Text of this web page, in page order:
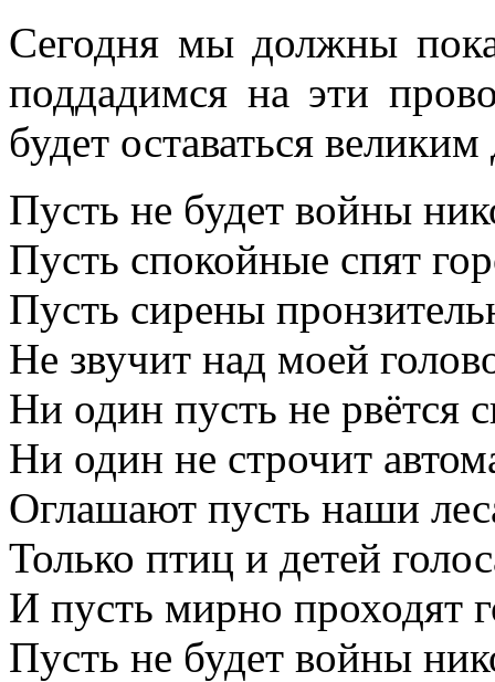
Сегодня мы должны
поддадимся на эти
будет оставаться
Пусть не будет войны
Пусть спокойные спят
Пусть сирены
Не звучит над моей
Ни один пусть не рвётся
Ни один не строчит
Оглашают пусть наши
Только птиц и детей
И пусть мирно проходят
Пусть не будет войны